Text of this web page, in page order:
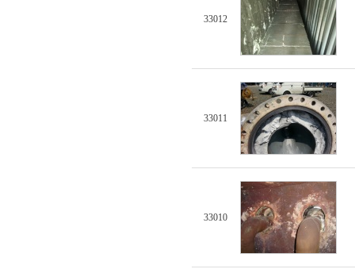
33012
33011
33010